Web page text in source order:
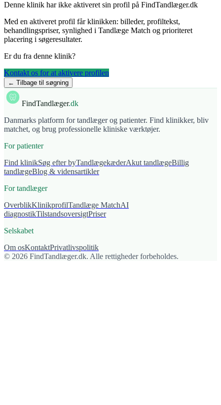
Denne klinik har ikke aktiveret sin profil på FindTandlæger.dk
Med en aktiveret profil får klinikken: billeder, profiltekst,
behandlingspriser, synlighed i Tandlæge Match og prioriteret
placering i søgeresultater.
Er du fra denne klinik?
Kontakt os for at aktivere profilen
← Tilbage til søgning
FindTandlæger.dk
Danmarks platform for tandlæger og patienter. Find klinikker, bliv
matchet, og brug professionelle kliniske værktøjer.
For patienter
Find klinikSøg efter byTandlægekæderAkut tandlægeBillig
tandlægeBlog & vidensartikler
For tandlæger
OverblikKlinikprofilTandlæge MatchAI
diagnostikTilstandsoversigtPriser
Selskabet
Om osKontaktPrivatlivspolitik
© 2026 FindTandlæger.dk. Alle rettigheder forbeholdes.